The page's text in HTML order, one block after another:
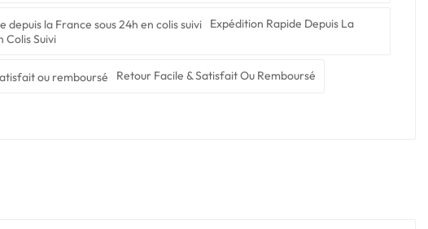
Expédition Rapide Depuis La
Colis Suivi
Retour Facile & Satisfait Ou Remboursé